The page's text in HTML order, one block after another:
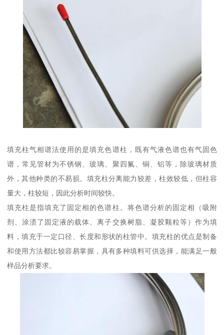
填充柱气相谱法使用的是填充色谱柱，既有气液色谱也有气固色
谱，常见管材为不锈钢、玻璃、聚四氟、铜、铝等，除玻璃材质
外，其他种类的不易损。填充柱分离能力较差，柱效较低，但柱容
量大，柱较短，因此分析时间较快。
填充柱是指填充了固定相的色谱柱。将色谱分析的固定相（吸附
剂、涂渍了固定液的载体、离子交换树脂、凝胶颗粒等）作为填
料，填充于一定口径、长度和形状的柱管中。填充柱的优点是制备
和使用方法都比较容易掌握，具有多种填料可供选择，能满足一般
样品分析要求。